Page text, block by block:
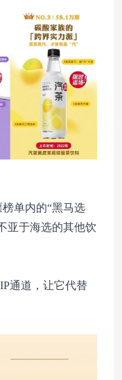
单内的“黑马选
亚于海选的其他饮
通道，让它代替